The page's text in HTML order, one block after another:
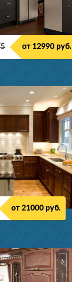
от 12990 руб.
от 21000 руб.